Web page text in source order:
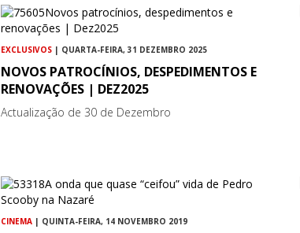
EXCLUSIVOS | QUARTA-FEIRA, 31 DEZEMBRO 2025
NOVOS PATROCÍNIOS, DESPEDIMENTOS E
RENOVAÇÕES | DEZ2025
Actualização de 30 de Dezembro
CINEMA | QUINTA-FEIRA, 14 NOVEMBRO 2019